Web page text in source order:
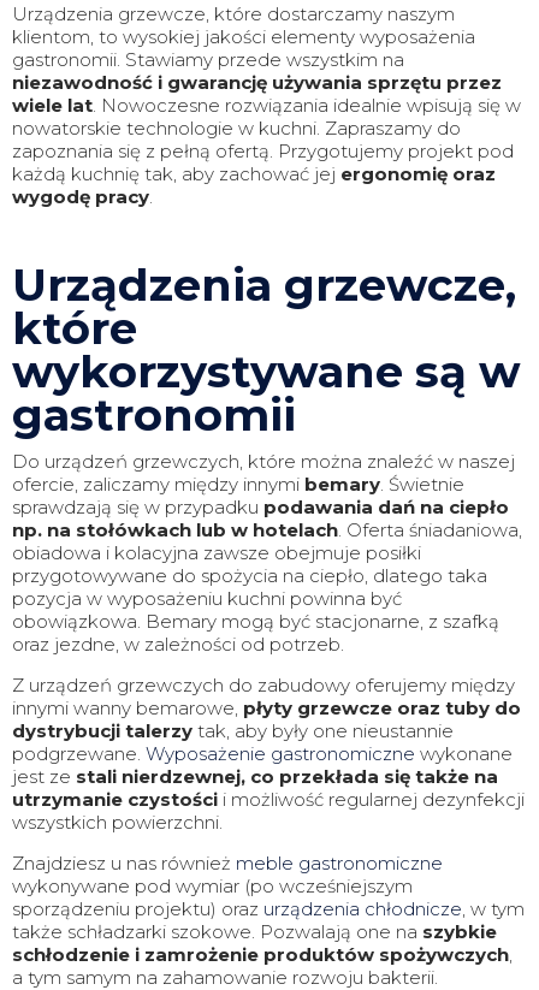
Urządzenia grzewcze, które dostarczamy naszym
klientom, to wysokiej jakości elementy wyposażenia
gastronomii. Stawiamy przede wszystkim na
niezawodność i gwarancję używania sprzętu przez
wiele lat . Nowoczesne rozwiązania idealnie wpisują się w
nowatorskie technologie w kuchni. Zapraszamy do
zapoznania się z pełną ofertą. Przygotujemy projekt pod
każdą kuchnię tak, aby zachować jej ergonomię oraz
wygodę pracy
Urządzenia grzewcze,
które
wykorzystywane są w
gastronomii
Do urządzeń grzewczych, które można znaleźć w naszej
ofercie, zaliczamy między innymi bemary . Świetnie
sprawdzają się w przypadku podawania dań na ciepło
np. na stołówkach lub w hotelach . Oferta śniadaniowa,
obiadowa i kolacyjna zawsze obejmuje posiłki
przygotowywane do spożycia na ciepło, dlatego taka
pozycja w wyposażeniu kuchni powinna być
obowiązkowa. Bemary mogą być stacjonarne, z szafką
oraz jezdne, w zależności od potrzeb.
Z urządzeń grzewczych do zabudowy oferujemy między
innymi wanny bemarowe, płyty grzewcze oraz tuby do
dystrybucji talerzy tak, aby były one nieustannie
podgrzewane. Wyposażenie gastronomiczne wykonane
jest ze stali nierdzewnej, co przekłada się także na
utrzymanie czystości i możliwość regularnej dezynfekcji
wszystkich powierzchni.
Znajdziesz u nas również meble gastronomiczne
wykonywane pod wymiar (po wcześniejszym
sporządzeniu projektu) oraz urządzenia chłodnicze , w tym
także schładzarki szokowe. Pozwalają one na szybkie
schłodzenie i zamrożenie produktów spożywczych
a tym samym na zahamowanie rozwoju bakterii.